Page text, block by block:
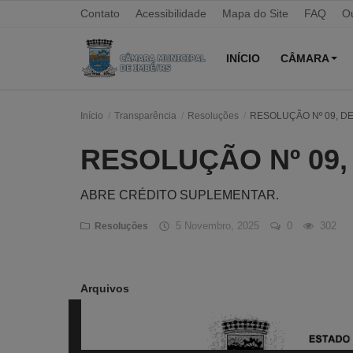
Contato Acessibilidade Mapa do Site FAQ
INÍCIO CÂMARA
Acessibilidade
Mapa do Site
Início Transparência Resoluções RESOLUÇÃO Nº 09,
RESOLUÇÃO Nº
ABRE CRÉDITO SUPLEMENTAR.
Resoluções 5 Novembro, 2025 0 302
Arquivos